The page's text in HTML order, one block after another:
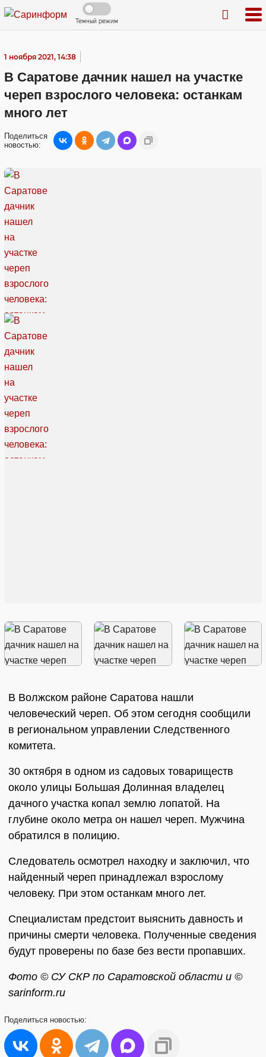
Темный режим
1 ноября 2021, 14:38
В Саратове дачник нашел на участке
череп взрослого человека: останкам
много лет
Поделиться
новостью:
В Волжском районе Саратова нашли
человеческий череп. Об этом сегодня сообщили
в региональном управлении Следственного
комитета.
30 октября в одном из садовых товариществ
около улицы Большая Долинная владелец
дачного участка копал землю лопатой. На
глубине около метра он нашел череп. Мужчина
обратился в полицию.
Следователь осмотрел находку и заключил, что
найденный череп принадлежал взрослому
человеку. При этом останкам много лет.
Специалистам предстоит выяснить давность и
причины смерти человека. Полученные сведения
будут проверены по базе без вести пропавших.
Фото © СУ СКР по Саратовской области и ©
sarinform.ru
Поделиться новостью: